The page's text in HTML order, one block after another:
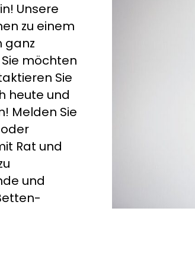
Unsere
zu einem
ganz
Sie möchten
Sie
heute und
Melden Sie
Rat und
und